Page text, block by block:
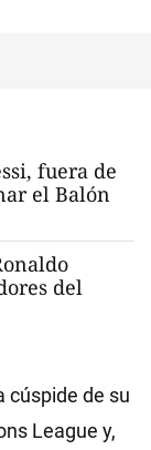
fuera de
el Balón
del
cúspide de su
League y,